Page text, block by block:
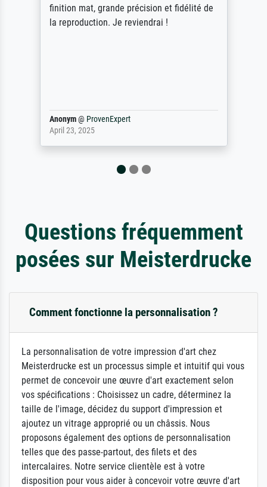
finition mat, grande précision et fidélité de
la reproduction. Je reviendrai !
Anonym@ ProvenExpert
April 23, 2025
Questions fréquemment
posées sur Meisterdrucke
Comment fonctionne la personnalisation ?
La personnalisation de votre impression d'art chez
Meisterdrucke est un processus simple et intuitif qui vous
permet de concevoir une œuvre d'art exactement selon
vos spécifications : Choisissez un cadre, déterminez la
taille de l'image, décidez du support d'impression et
ajoutez un vitrage approprié ou un châssis. Nous
proposons également des options de personnalisation
telles que des passe-partout, des filets et des
intercalaires. Notre service clientèle est à votre
disposition pour vous aider à concevoir votre œuvre d'art